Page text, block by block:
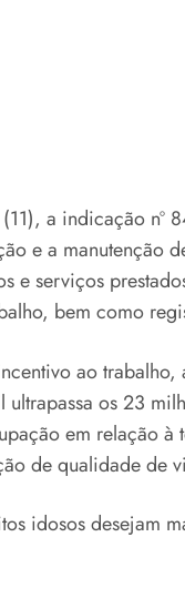
a indicação
e a manutenção
serviços
bem como
ao
os 23
em relação
de qualidade de
idosos desejam